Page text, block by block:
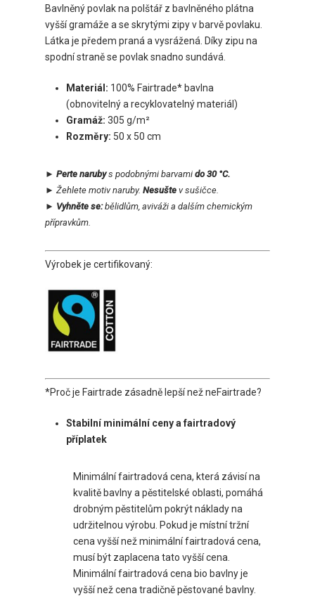
Bavlněný povlak na polštář z bavlněného plátna
vyšší gramáže a se skrytými zipy v barvě povlaku.
Látka je předem praná a vysrážená. Díky zipu na
spodní straně se povlak snadno sundává.
Materiál: 100% Fairtrade* bavlna
(obnovitelný a recyklovatelný materiál)
Gramáž: 305 g/m²
Rozměry: 50 x 50 cm
► Perte narubys podobnými barvami do 30 °C.
► Žehlete motivnaruby. Nesušte v sušičce.
► Vyhněte se:bělidlům, aviváži a dalším chemickým
přípravkům.
Výrobek je certifikovaný:
*Proč je Fairtrade zásadně lepší než neFairtrade?
Stabilní minimální ceny a fairtradový
příplatek
Minimální fairtradová cena, která závisí na
kvalitě bavlny a pěstitelské oblasti, pomáhá
drobným pěstitelům pokrýt náklady na
udržitelnou výrobu. Pokud je místní tržní
cena vyšší než minimální fairtradová cena,
musí být zaplacena tato vyšší cena.
Minimální fairtradová cena bio bavlny je
vyšší než cena tradičně pěstované bavlny.